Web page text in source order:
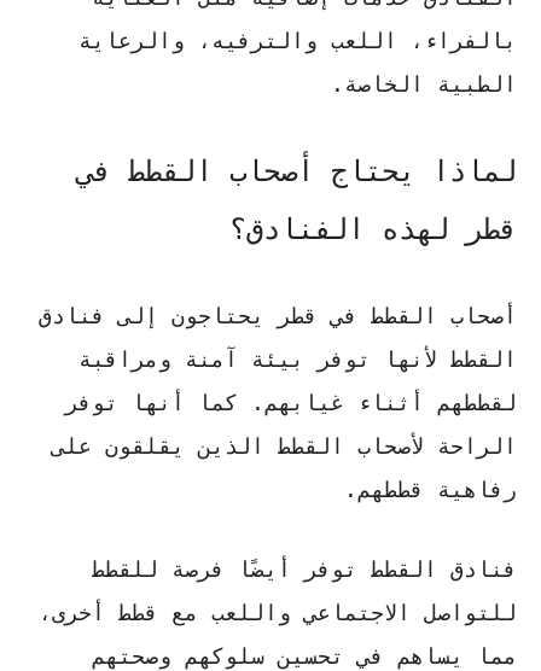
بالفراء، اللعب والترفيه، والرعاية
الطبية الخاصة.
لماذا يحتاج أصحاب القطط في
قطر لهذه الفنادق؟
أصحاب القطط في قطر يحتاجون إلى فنادق
القطط لأنها توفر بيئة آمنة ومراقبة
لقططهم أثناء غيابهم. كما أنها توفر
الراحة لأصحاب القطط الذين يقلقون على
رفاهية قططهم.
فنادق القطط توفر أيضًا فرصة للقطط
للتواصل الاجتماعي واللعب مع قطط أخرى،
مما يساهم في تحسين سلوكهم وصحتهم